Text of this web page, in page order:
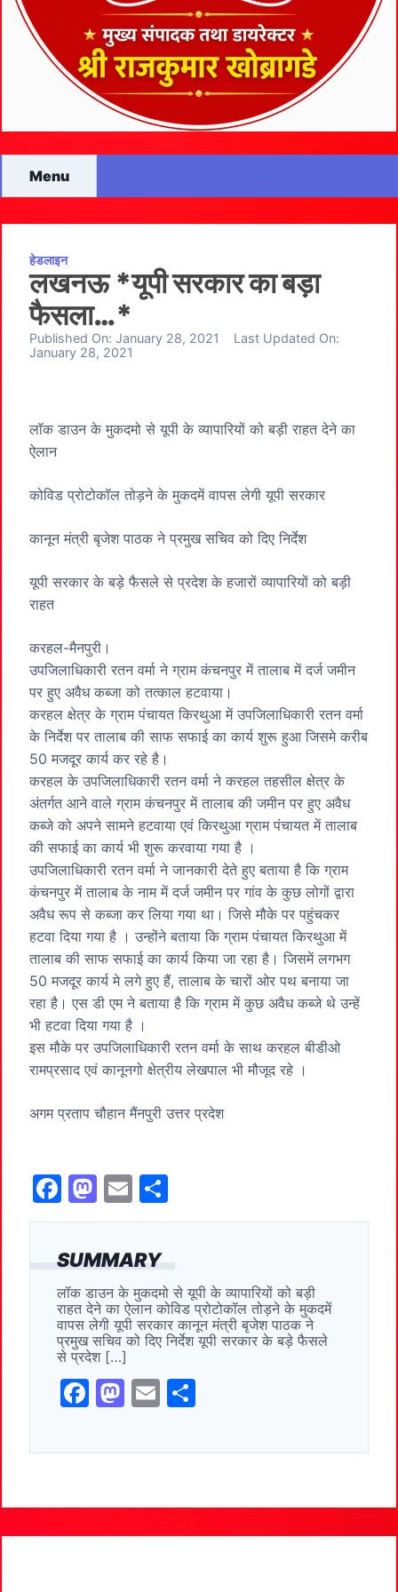
Menu
हेडलाइन
लखनऊ *यूपी सरकार का बड़ा
फैसला…*
Published On: January 28, 2021
Last Updated On:
January 28, 2021
SUMMARY
लॉक डाउन के मुकदमो से यूपी के व्यापारियों को बड़ी
राहत देने का ऐलान कोविड प्रोटोकॉल तोड़ने के मुकदमें
वापस लेगी यूपी सरकार कानून मंत्री बृजेश पाठक ने
प्रमुख सचिव को दिए निर्देश यूपी सरकार के बड़े फैसले
से प्रदेश […]
F
c
b
o
M
st
d
o
E
ai ar
लॉक डाउन के मुकदमो से यूपी के व्यापारियों को बड़ी राहत देने का
ऐलान
कोविड प्रोटोकॉल तोड़ने के मुकदमें वापस लेगी यूपी सरकार
कानून मंत्री बृजेश पाठक ने प्रमुख सचिव को दिए निर्देश
यूपी सरकार के बड़े फैसले से प्रदेश के हजारों व्यापारियों को बड़ी
राहत
करहल-मैनपुरी।
उपजिलाधिकारी रतन वर्मा ने ग्राम कंचनपुर में तालाब में दर्ज जमीन
पर हुए अवैध कब्जा को तत्काल हटवाया।
करहल क्षेत्र के ग्राम पंचायत किरथुआ में उपजिलाधिकारी रतन वर्मा
के निर्देश पर तालाब की साफ सफाई का कार्य शुरू हुआ जिसमे करीब
50 मजदूर कार्य कर रहे है।
करहल के उपजिलाधिकारी रतन वर्मा ने करहल तहसील क्षेत्र के
अंतर्गत आने वाले ग्राम कंचनपुर में तालाब की जमीन पर हुए अवैध
कब्जे को अपने सामने हटवाया एवं किरथुआ ग्राम पंचायत में तालाब
की सफाई का कार्य भी शुरू करवाया गया है ।
उपजिलाधिकारी रतन वर्मा ने जानकारी देते हुए बताया है कि ग्राम
कंचनपुर में तालाब के नाम में दर्ज जमीन पर गांव के कुछ लोगों द्वारा
अवैध रूप से कब्जा कर लिया गया था। जिसे मौके पर पहुंचकर
हटवा दिया गया है । उन्होंने बताया कि ग्राम पंचायत किरथुआ में
तालाब की साफ सफाई का कार्य किया जा रहा है। जिसमें लगभग
50 मजदूर कार्य मे लगे हुए हैं, तालाब के चारों ओर पथ बनाया जा
रहा है। एस डी एम ने बताया है कि ग्राम में कुछ अवैध कब्जे थे उन्हें
भी हटवा दिया गया है ।
इस मौके पर उपजिलाधिकारी रतन वर्मा के साथ करहल बीडीओ
रामप्रसाद एवं कानूनगो क्षेत्रीय लेखपाल भी मौजूद रहे ।
अगम प्रताप चौहान मैंनपुरी उत्तर प्रदेश
F
a
c
e
b
o
o
k
M
a
st
o
d
o
n
E
m
ai
l
h